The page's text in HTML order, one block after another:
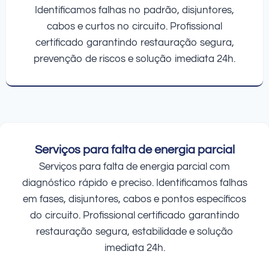
Identificamos falhas no padrão, disjuntores,
cabos e curtos no circuito. Profissional
certificado garantindo restauração segura,
prevenção de riscos e solução imediata 24h.
Serviços para falta de energia parcial
Serviços para falta de energia parcial com
diagnóstico rápido e preciso. Identificamos falhas
em fases, disjuntores, cabos e pontos específicos
do circuito. Profissional certificado garantindo
restauração segura, estabilidade e solução
imediata 24h.